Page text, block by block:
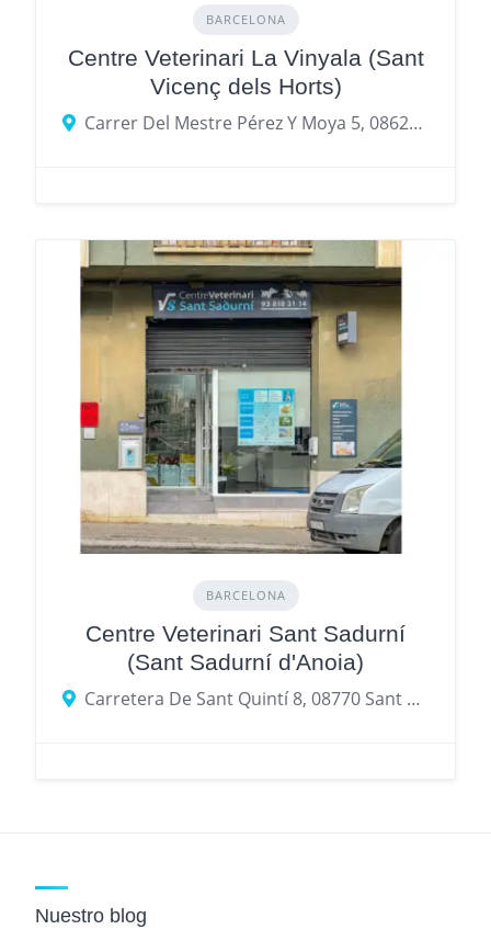
BARCELONA
Centre Veterinari La Vinyala (Sant
Vicenç dels Horts)
Carrer Del Mestre Pérez Y Moya 5, 08620 Sant Vicenç dels Horts, provincia de Barcelona, España
BARCELONA
Centre Veterinari Sant Sadurní
(Sant Sadurní d'Anoia)
Carretera De Sant Quintí 8, 08770 Sant Sadurní d'Anoia, provincia de Barcelona, España
Nuestro blog